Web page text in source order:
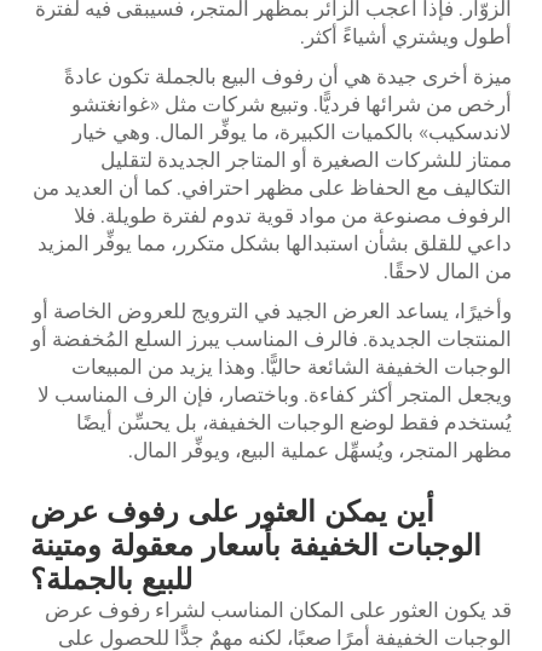
الزوّار. فإذا أعجب الزائر بمظهر المتجر، فسيبقى فيه لفترة
أطول ويشتري أشياءً أكثر.
ميزة أخرى جيدة هي أن رفوف البيع بالجملة تكون عادةً
أرخص من شرائها فرديًّا. وتبيع شركات مثل «غوانغتشو
لاندسكيب» بالكميات الكبيرة، ما يوفِّر المال. وهي خيار
ممتاز للشركات الصغيرة أو المتاجر الجديدة لتقليل
التكاليف مع الحفاظ على مظهر احترافي. كما أن العديد من
الرفوف مصنوعة من مواد قوية تدوم لفترة طويلة. فلا
داعي للقلق بشأن استبدالها بشكل متكرر، مما يوفِّر المزيد
من المال لاحقًا.
وأخيرًا، يساعد العرض الجيد في الترويج للعروض الخاصة أو
المنتجات الجديدة. فالرف المناسب يبرز السلع المُخفضة أو
الوجبات الخفيفة الشائعة حاليًّا. وهذا يزيد من المبيعات
ويجعل المتجر أكثر كفاءة. وباختصار، فإن الرف المناسب لا
يُستخدم فقط لوضع الوجبات الخفيفة، بل يحسِّن أيضًا
مظهر المتجر، ويُسهِّل عملية البيع، ويوفِّر المال.
أين يمكن العثور على رفوف عرض
الوجبات الخفيفة بأسعار معقولة ومتينة
للبيع بالجملة؟
قد يكون العثور على المكان المناسب لشراء رفوف عرض
الوجبات الخفيفة أمرًا صعبًا، لكنه مهمٌ جدًّا للحصول على